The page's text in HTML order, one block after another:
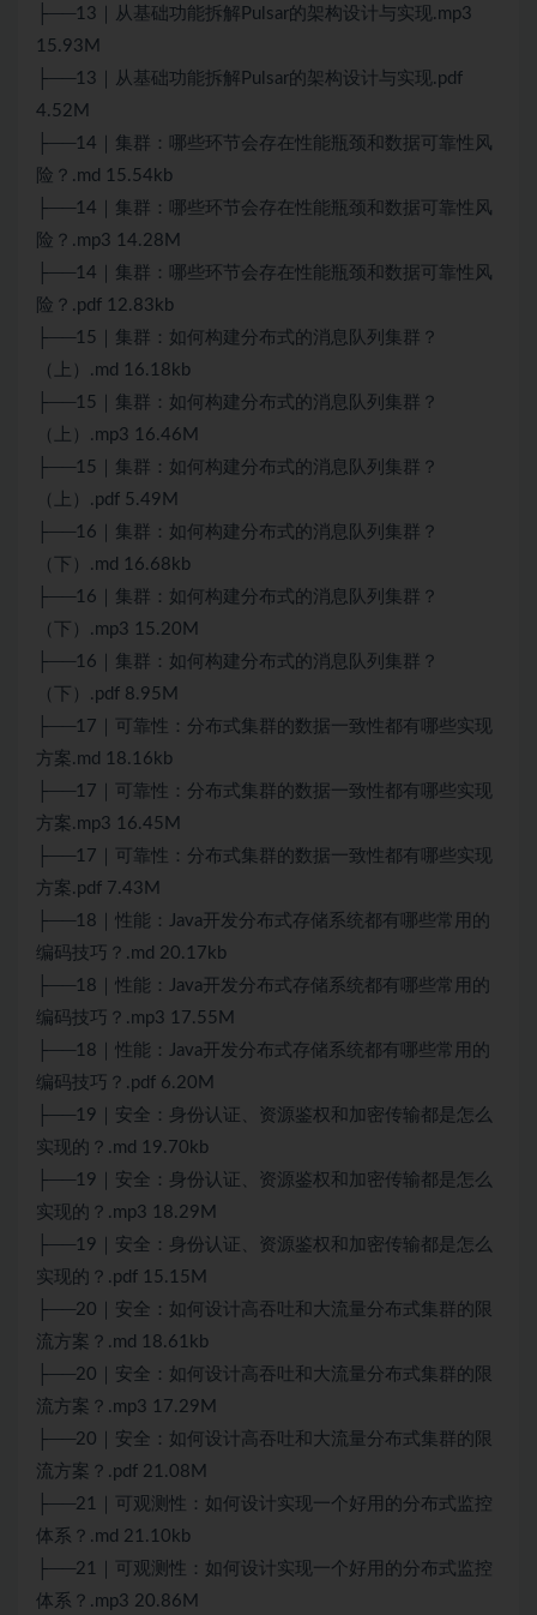
├──13｜从基础功能拆解Pulsar的架构设计与实现.mp3
15.93M
├──13｜从基础功能拆解Pulsar的架构设计与实现.pdf
4.52M
├──14｜集群：哪些环节会存在性能瓶颈和数据可靠性风
险？.md 15.54kb
├──14｜集群：哪些环节会存在性能瓶颈和数据可靠性风
险？.mp3 14.28M
├──14｜集群：哪些环节会存在性能瓶颈和数据可靠性风
险？.pdf 12.83kb
├──15｜集群：如何构建分布式的消息队列集群？
（上）.md 16.18kb
├──15｜集群：如何构建分布式的消息队列集群？
（上）.mp3 16.46M
├──15｜集群：如何构建分布式的消息队列集群？
（上）.pdf 5.49M
├──16｜集群：如何构建分布式的消息队列集群？
（下）.md 16.68kb
├──16｜集群：如何构建分布式的消息队列集群？
（下）.mp3 15.20M
├──16｜集群：如何构建分布式的消息队列集群？
（下）.pdf 8.95M
├──17｜可靠性：分布式集群的数据一致性都有哪些实现
方案.md 18.16kb
├──17｜可靠性：分布式集群的数据一致性都有哪些实现
方案.mp3 16.45M
├──17｜可靠性：分布式集群的数据一致性都有哪些实现
方案.pdf 7.43M
├──18｜性能：
Java开发分布式存储系统都有哪些常用的
编码技巧？.md 20.17kb
├──18｜性能：
Java开发分布式存储系统都有哪些常用的
编码技巧？.mp3 17.55M
├──18｜性能：Java开发分布式存储系统都有哪些常用的
编码技巧？.pdf 6.20M
├──19｜安全：身份认证、资源鉴权和加密传输都是怎么
实现的？.md 19.70kb
├──19｜安全：身份认证、资源鉴权和加密传输都是怎么
实现的？.mp3 18.29M
├──19｜安全：身份认证、资源鉴权和加密传输都是怎么
实现的？.pdf 15.15M
├──20｜安全：如何设计高吞吐和大流量分布式集群的限
流方案？.md 18.61kb
├──20｜安全：如何设计高吞吐和大流量分布式集群的限
流方案？.mp3 17.29M
├──20｜安全：如何设计高吞吐和大流量分布式集群的限
流方案？.pdf 21.08M
├──21｜可观测性：如何设计实现一个好用的分布式监控
体系？.md 21.10kb
├──21｜可观测性：如何设计实现一个好用的分布式监控
体系？.mp3 20.86M